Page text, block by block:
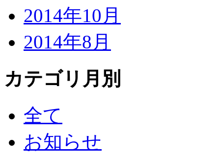
2014年10月
2014年8月
カテゴリ月別
全て
お知らせ